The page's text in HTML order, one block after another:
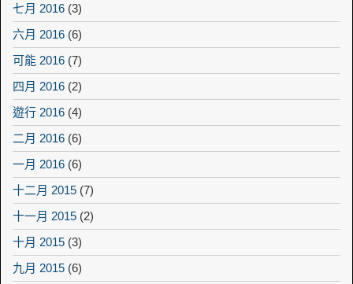
七月 2016 (3)
六月 2016 (6)
可能 2016 (7)
四月 2016 (2)
遊行 2016 (4)
二月 2016 (6)
一月 2016 (6)
十二月 2015 (7)
十一月 2015 (2)
十月 2015 (3)
九月 2015 (6)